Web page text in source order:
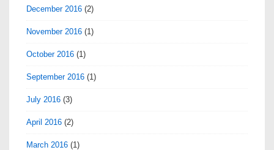
December 2016 (2)
November 2016 (1)
October 2016 (1)
September 2016 (1)
July 2016 (3)
April 2016 (2)
March 2016 (1)